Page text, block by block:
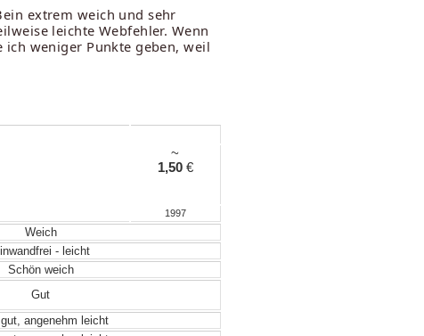
extrem weich und sehr
leichte Webfehler. Wenn
ich weniger Punkte geben, weil
~
1,50€
1997
Weich
- leicht
Schön weich
Gut
angenehm leicht